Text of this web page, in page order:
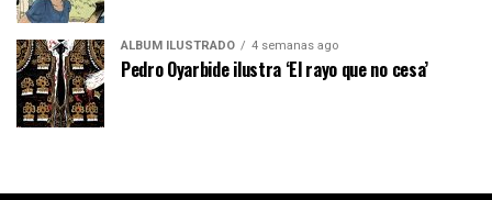
ÁLBUM ILUSTRADO 4 semanas ago
Pedro Oyarbide ilustra ‘El rayo que no cesa’